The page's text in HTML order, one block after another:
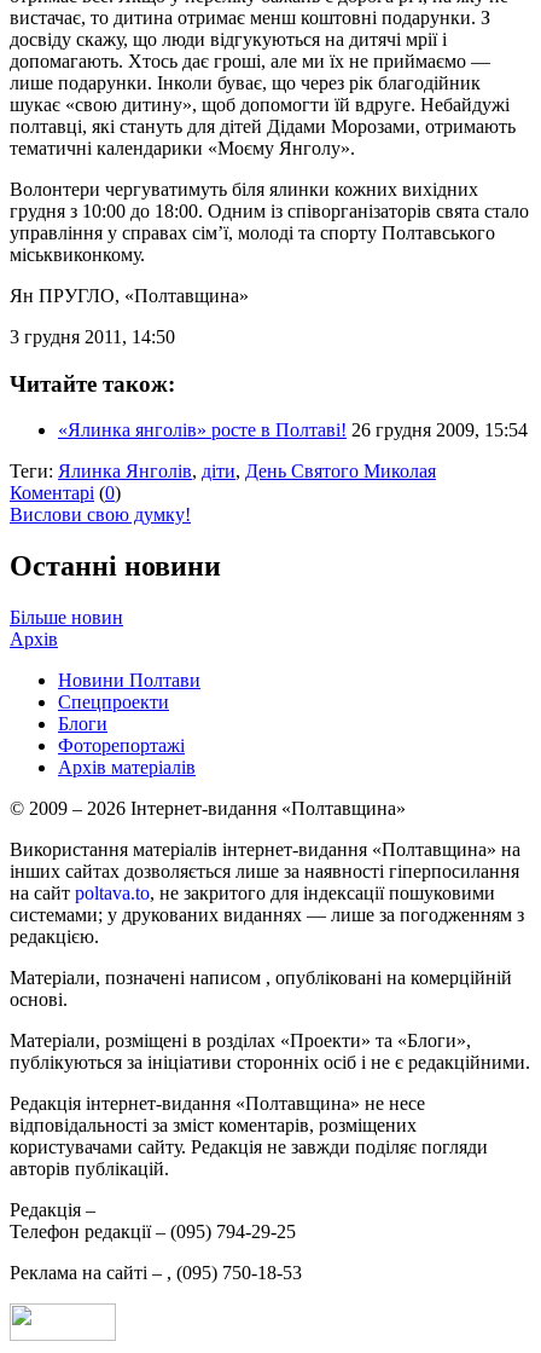
вистачає, то дитина отримає менш коштовні подарунки. З
досвіду скажу, що люди відгукуються на дитячі мрії і
допомагають. Хтось дає гроші, але ми їх не приймаємо —
лише подарунки. Інколи буває, що через рік благодійник
шукає «свою дитину», щоб допомогти їй вдруге. Небайдужі
полтавці, які стануть для дітей Дідами Морозами, отримають
тематичні календарики «Моєму Янголу».
Волонтери чергуватимуть біля ялинки кожних вихідних
грудня з 10:00 до 18:00. Одним із співорганізаторів свята стало
управління у справах сім’ї, молоді та спорту Полтавського
міськвиконкому.
Ян ПРУГЛО, «Полтавщина»
3 грудня 2011, 14:50
Читайте також:
«Ялинка янголів» росте в Полтаві! 26 грудня 2009, 15:54
Теги: Ялинка Янголів, діти, День Святого Миколая
Коментарі (0)
Вислови свою думку!
Останні новини
Більше новин
Архів
Новини Полтави
Спецпроекти
Блоги
Фоторепортажі
Архів матеріалів
© 2009 – 2026 Інтернет-видання «Полтавщина»
Використання матеріалів інтернет-видання «Полтавщина» на
інших сайтах дозволяється лише за наявності гіперпосилання
на сайт poltava.to, не закритого для індексації пошуковими
системами; у друкованих виданнях — лише за погодженням з
редакцією.
Матеріали, позначені написом , опубліковані на комерційній
основі.
Матеріали, розміщені в розділах «Проекти» та «Блоги»,
публікуються за ініціативи сторонніх осіб і не є редакційними.
Редакція інтернет-видання «Полтавщина» не несе
відповідальності за зміст коментарів, розміщених
користувачами сайту. Редакція не завжди поділяє погляди
авторів публікацій.
Редакція –
Телефон редакції – (095) 794-29-25
Реклама на сайті – , (095) 750-18-53